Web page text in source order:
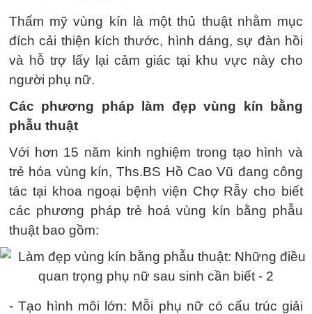
Thẩm mỹ vùng kín là một thủ thuật nhằm mục
đích cải thiện kích thước, hình dáng, sự đàn hồi
và hỗ trợ lấy lại cảm giác tại khu vực này cho
người phụ nữ.
Các phương pháp làm đẹp vùng kín bằng
phẫu thuật
Với hơn 15 năm kinh nghiệm trong tạo hình và
trẻ hóa vùng kín, Ths.BS Hồ Cao Vũ đang công
tác tại khoa ngoại bệnh viện Chợ Rẫy cho biết
các phương pháp trẻ hoá vùng kín bằng phẫu
thuật bao gồm:
- Tạo hình môi lớn: Mỗi phụ nữ có cấu trúc giải